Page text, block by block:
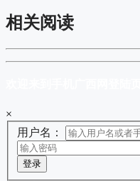
相关阅读
×
用户名：
登录